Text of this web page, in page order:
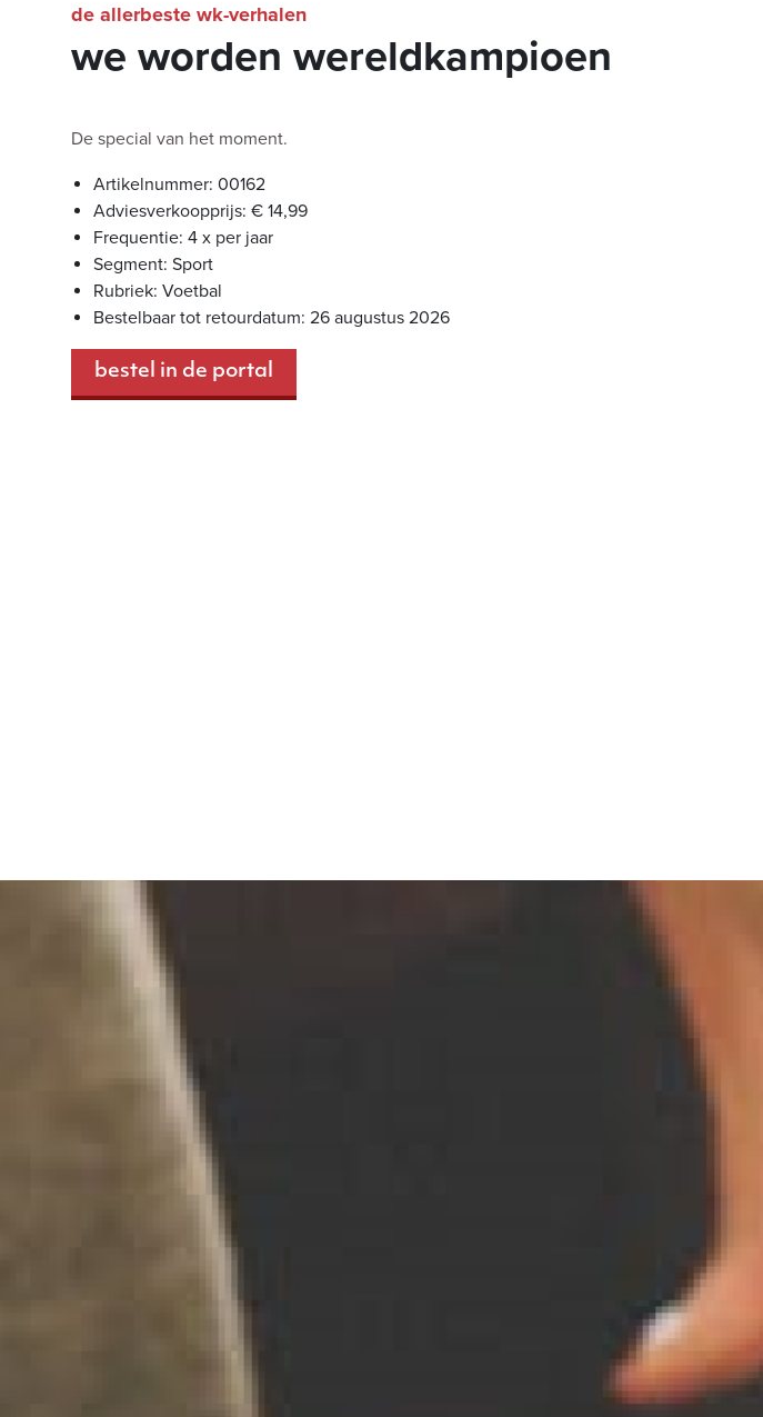
we worden wereldkampioen
de allerbeste wk-verhalen
De special van het moment.
Artikelnummer: 00162
Adviesverkoopprijs: € 14,99
Frequentie: 4 x per jaar
Segment: Sport
Rubriek: Voetbal
Bestelbaar tot retourdatum: 26 augustus 2026
bestel in de portal